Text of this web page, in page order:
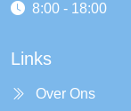
8:00 - 18:00
Links
Over Ons